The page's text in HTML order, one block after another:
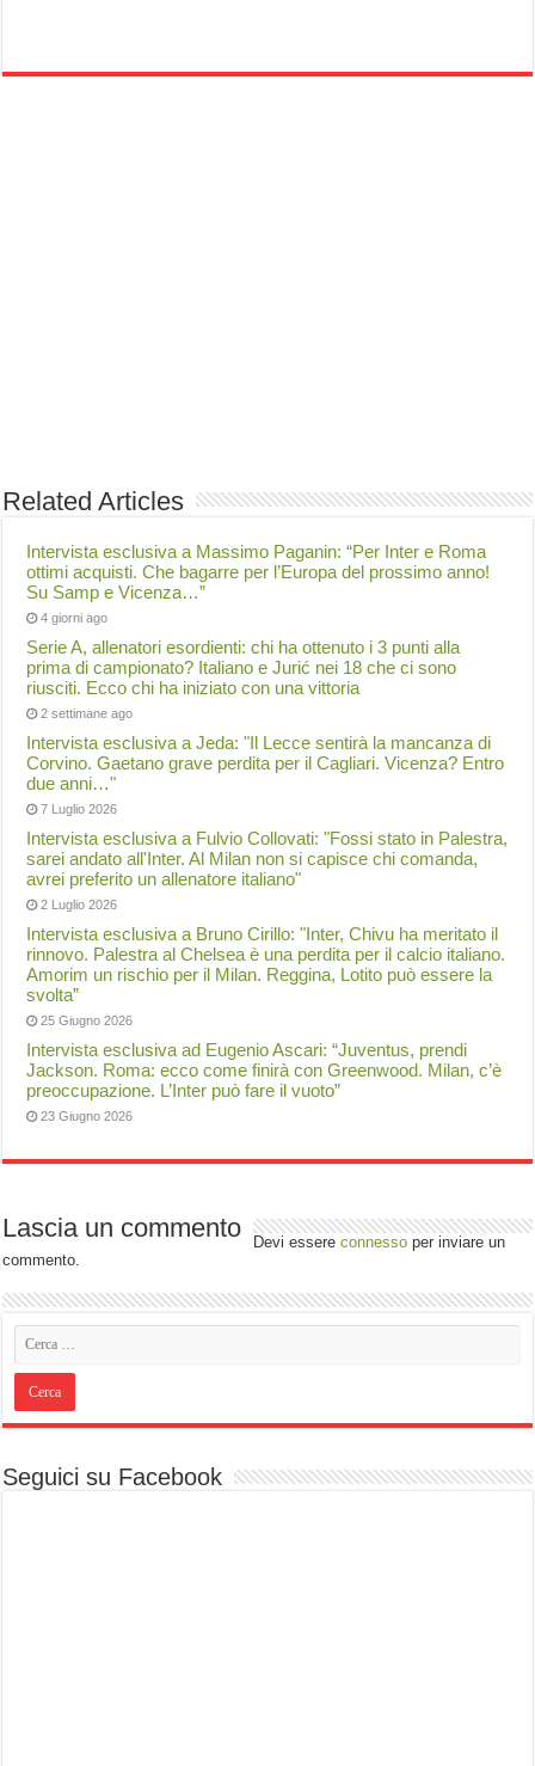
Related Articles
Intervista esclusiva a Massimo Paganin: “Per Inter e Roma
ottimi acquisti. Che bagarre per l’Europa del prossimo anno!
Su Samp e Vicenza…”
4 giorni ago
Serie A, allenatori esordienti: chi ha ottenuto i 3 punti alla
prima di campionato? Italiano e Jurić nei 18 che ci sono
riusciti. Ecco chi ha iniziato con una vittoria
2 settimane ago
Intervista esclusiva a Jeda: "Il Lecce sentirà la mancanza di
Corvino. Gaetano grave perdita per il Cagliari. Vicenza? Entro
due anni…"
7 Luglio 2026
Intervista esclusiva a Fulvio Collovati: "Fossi stato in Palestra,
sarei andato all'Inter. Al Milan non si capisce chi comanda,
avrei preferito un allenatore italiano"
2 Luglio 2026
Intervista esclusiva a Bruno Cirillo: "Inter, Chivu ha meritato il
rinnovo. Palestra al Chelsea è una perdita per il calcio italiano.
Amorim un rischio per il Milan. Reggina, Lotito può essere la
svolta”
25 Giugno 2026
Intervista esclusiva ad Eugenio Ascari: “Juventus, prendi
Jackson. Roma: ecco come finirà con Greenwood. Milan, c’è
preoccupazione. L’Inter può fare il vuoto”
23 Giugno 2026
Lascia un commento Devi essereconnesso per inviare un
commento.
Seguici su Facebook